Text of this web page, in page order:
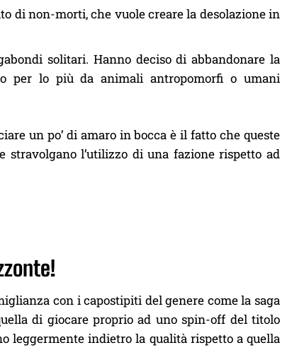
di non-morti, che vuole creare la desolazione in
solitari. Hanno deciso di abbandonare la
per lo più da animali antropomorfi o umani
un po’ di amaro in bocca è il fatto che queste
l’utilizzo di una fazione rispetto ad
con i capostipiti del genere come la saga
di giocare proprio ad uno spin-off del titolo
leggermente indietro la qualità rispetto a quella